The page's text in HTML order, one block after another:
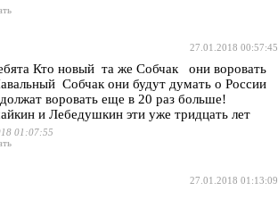
27.01.2018 00:57:45
Кто новый та же Собчак они воровать
Собчак они будут думать о России
воровать еще в 20 раз больше!
и Лебедушкин эти уже тридцать лет
01:07:55
27.01.2018 01:13:09